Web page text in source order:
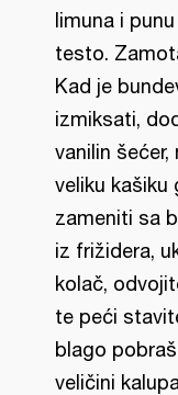
limuna i
testo.
Kad je
izmiksati,
vanilin
veliku kašiku
zameniti sa
iz frižidera,
kolač,
te peći
blago
veličini